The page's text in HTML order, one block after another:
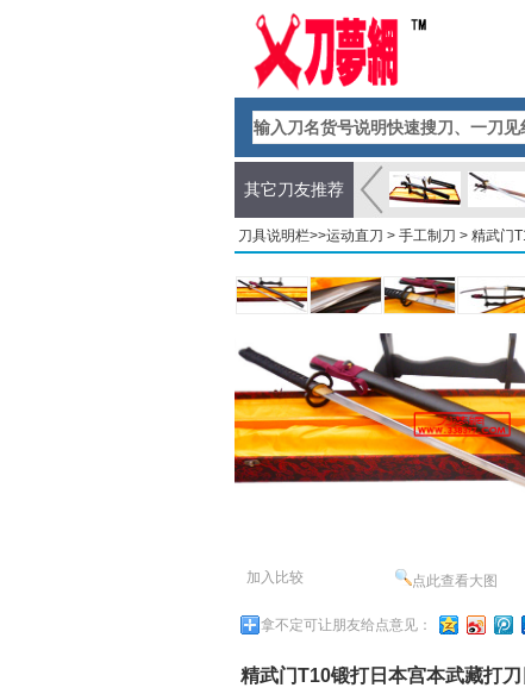
其它刀友推荐
刀具说明栏>>运动直刀 > 手工制刀 > 精武门
加入比较 点此查看大图
拿不定可让朋友给点意见：
精武门T10锻打日本宫本武藏打